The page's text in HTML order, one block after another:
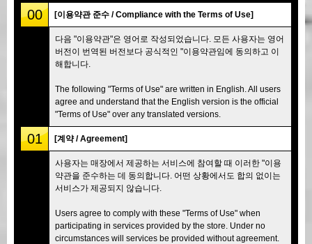
도쿄 시나가와 #1 도쿄 아키하바라#1
도쿄 아키하바라#2 도쿄 시부야
도쿄 아사쿠사 오사카
00 [이용약관 준수 / Compliance with the Terms of Use]
다음 "이용약관"은 영어로 작성되었습니다. 모든 사용자는 영어
버전이 번역된 버전보다 공식적인 "이용약관임에 동의하고 이
해합니다.
The following "Terms of Use" are written in English. All users
agree and understand that the English version is the official
"Terms of Use" over any translated versions.
01 [계약 / Agreement]
사용자는 매장에서 제공하는 서비스에 참여할 때 이러한 "이용
약관을 준수하는 데 동의합니다. 어떤 상황에서도 합의 없이는
서비스가 제공되지 않습니다.
Users agree to comply with these "Terms of Use" when
participating in services provided by the store. Under no
circumstances will services be provided without agreement.